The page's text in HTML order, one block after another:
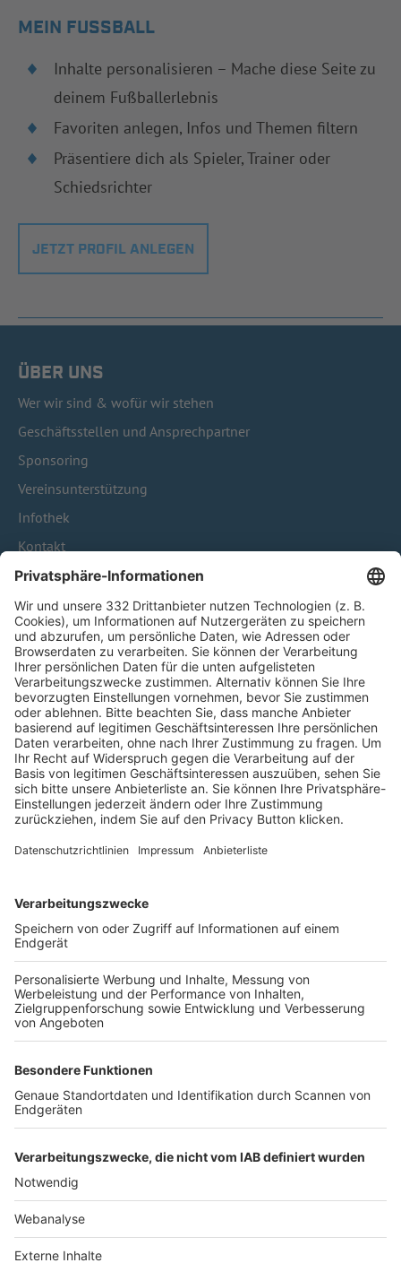
MEIN FUSSBALL
Inhalte personalisieren – Mache diese Seite zu
deinem Fußballerlebnis
Favoriten anlegen, Infos und Themen filtern
Präsentiere dich als Spieler, Trainer oder
Schiedsrichter
JETZT PROFIL ANLEGEN
ÜBER UNS
Wer wir sind & wofür wir stehen
Geschäftsstellen und Ansprechpartner
Sponsoring
Vereinsunterstützung
Infothek
Kontakt
HÄUFIG BESUCHTE SEITEN
Pässe und Vereinswechsel
Trainerausbildung
Schulungsangebot Vereinsmitarbeiter
BFV-Geschäftsstellen
Trainerbörse
Login SpielPlus
FOLGE DEM BFV
TOP-VEREINE
TOP-PARTNER
Nutzungsbedingungen Datenschutz Impressum